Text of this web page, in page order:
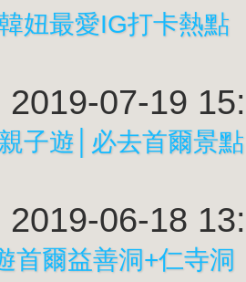
妞最愛IG打卡熱點
2019-07-19
子遊│必去首爾景點
2019-06-18
首爾益善洞+仁寺洞